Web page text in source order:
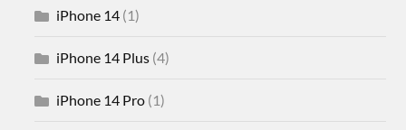
iPhone 14 (1)
iPhone 14 Plus (4)
iPhone 14 Pro (1)